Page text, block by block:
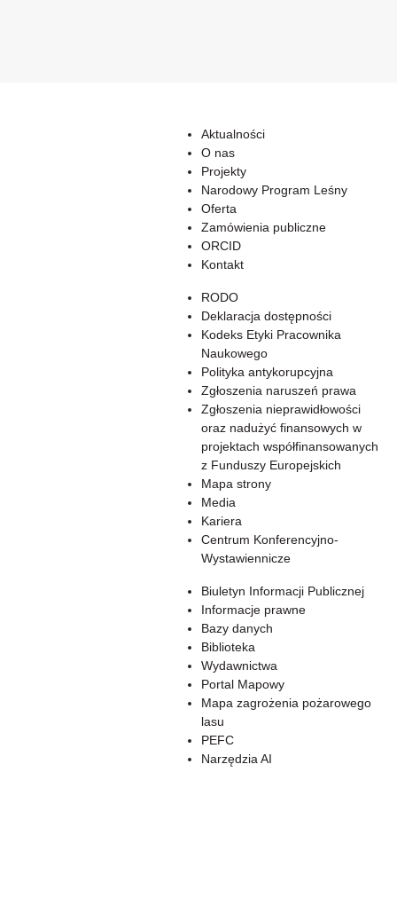
Aktualności
O nas
Projekty
Narodowy Program Leśny
Oferta
Zamówienia publiczne
ORCID
Kontakt
RODO
Deklaracja dostępności
Kodeks Etyki Pracownika
Naukowego
Polityka antykorupcyjna
Zgłoszenia naruszeń prawa
Zgłoszenia nieprawidłowości
oraz nadużyć finansowych w
projektach współfinansowanych
z Funduszy Europejskich
Mapa strony
Media
Kariera
Centrum Konferencyjno-
Wystawiennicze
Biuletyn Informacji Publicznej
Informacje prawne
Bazy danych
Biblioteka
Wydawnictwa
Portal Mapowy
Mapa zagrożenia pożarowego
lasu
PEFC
Narzędzia AI